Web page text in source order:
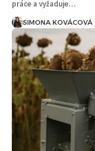
práce a vyžaduje…
SIMONA KOVÁCOVÁ